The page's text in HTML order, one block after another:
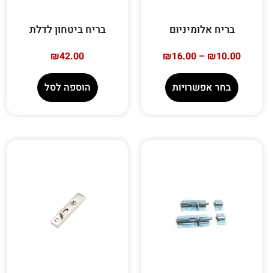
בריח אלומיניום
₪10.00
–
₪16.00
בחר אפשרויות
בריח ביטחון לדלת
₪42.00
הוספה לסל